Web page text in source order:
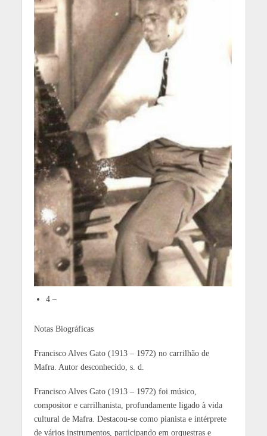
4 –
Notas Biográficas
Francisco Alves Gato (1913 – 1972) no carrilhão de
Mafra. Autor desconhecido, s. d.
Francisco Alves Gato (1913 – 1972) foi músico,
compositor e carrilhanista, profundamente ligado à vida
cultural de Mafra. Destacou-se como pianista e intérprete
de vários instrumentos, participando em orquestras e